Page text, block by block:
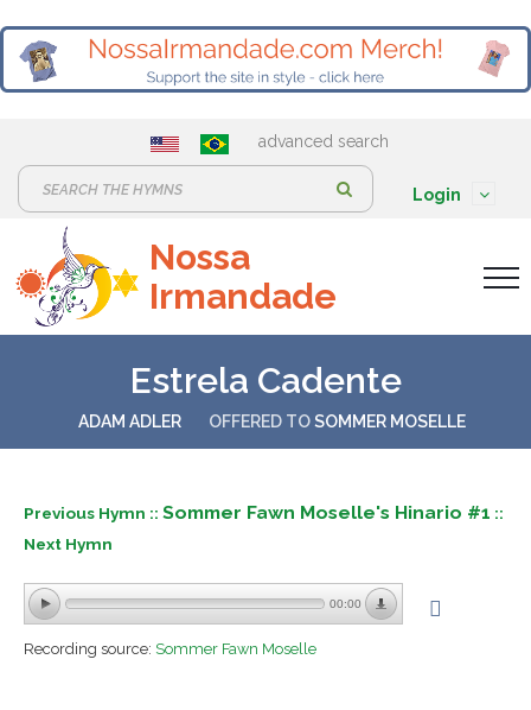
advanced search
e
a
r
Login
Nossa
Irmandade
Estrela Cadente
ADAM ADLER OFFERED TOSOMMER MOSELLE
Previous Hymn :: Sommer Fawn Moselle's Hinario #1 ::
Next Hymn
00:00
Recording source: Sommer Fawn Moselle